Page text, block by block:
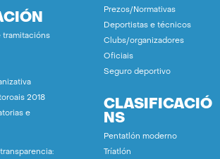
tramitacións
2018
e
Prezos/Normativas
Deportistas e técnicos
Clubs/organizadores
Oficiais
Seguro deportivo
CLASIFICACIÓ
NS
Pentatlón moderno
Tríatlón